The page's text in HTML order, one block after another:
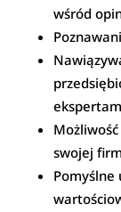
wśród
swojej
Pomyślne